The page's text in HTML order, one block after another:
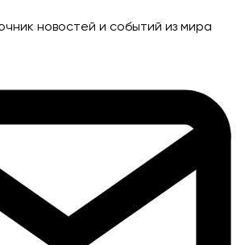
новостей и событий из мира